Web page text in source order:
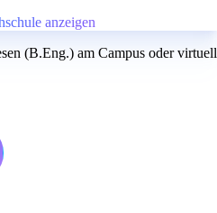
anzeigen
(B.Eng.) am Campus oder virtuell